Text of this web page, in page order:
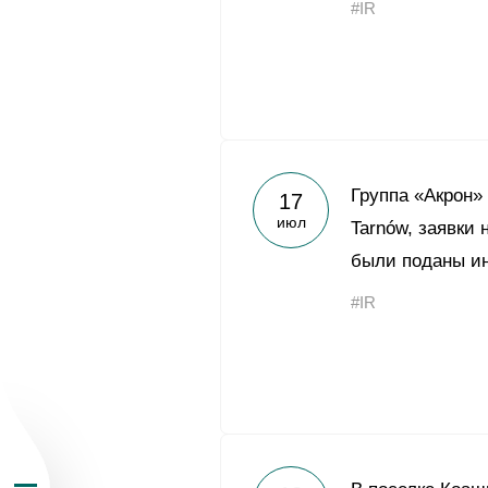
О Группе «Акрон»
География
#IR
17
июл
Группа
Tarnów, заявки
были поданы
#IR